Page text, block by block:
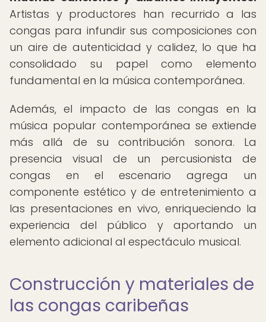
Artistas y productores han recurrido a las
congas para infundir sus composiciones con
un aire de autenticidad y calidez, lo que ha
consolidado su papel como elemento
fundamental en la música contemporánea.
Además, el impacto de las congas en la
música popular contemporánea se extiende
más allá de su contribución sonora. La
presencia visual de un percusionista de
congas en el escenario agrega un
componente estético y de entretenimiento a
las presentaciones en vivo, enriqueciendo la
experiencia del público y aportando un
elemento adicional al espectáculo musical.
Construcción y materiales de
las congas caribeñas